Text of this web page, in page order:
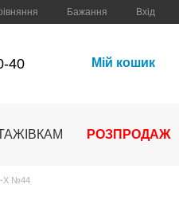
Бажання Вхід
40 Мій кошик
РОЗПРОДАЖ
X №44